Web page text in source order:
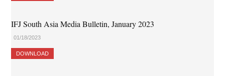
IFJ South Asia Media Bulletin, January 2023
01/18/2023
DOWNLOAD